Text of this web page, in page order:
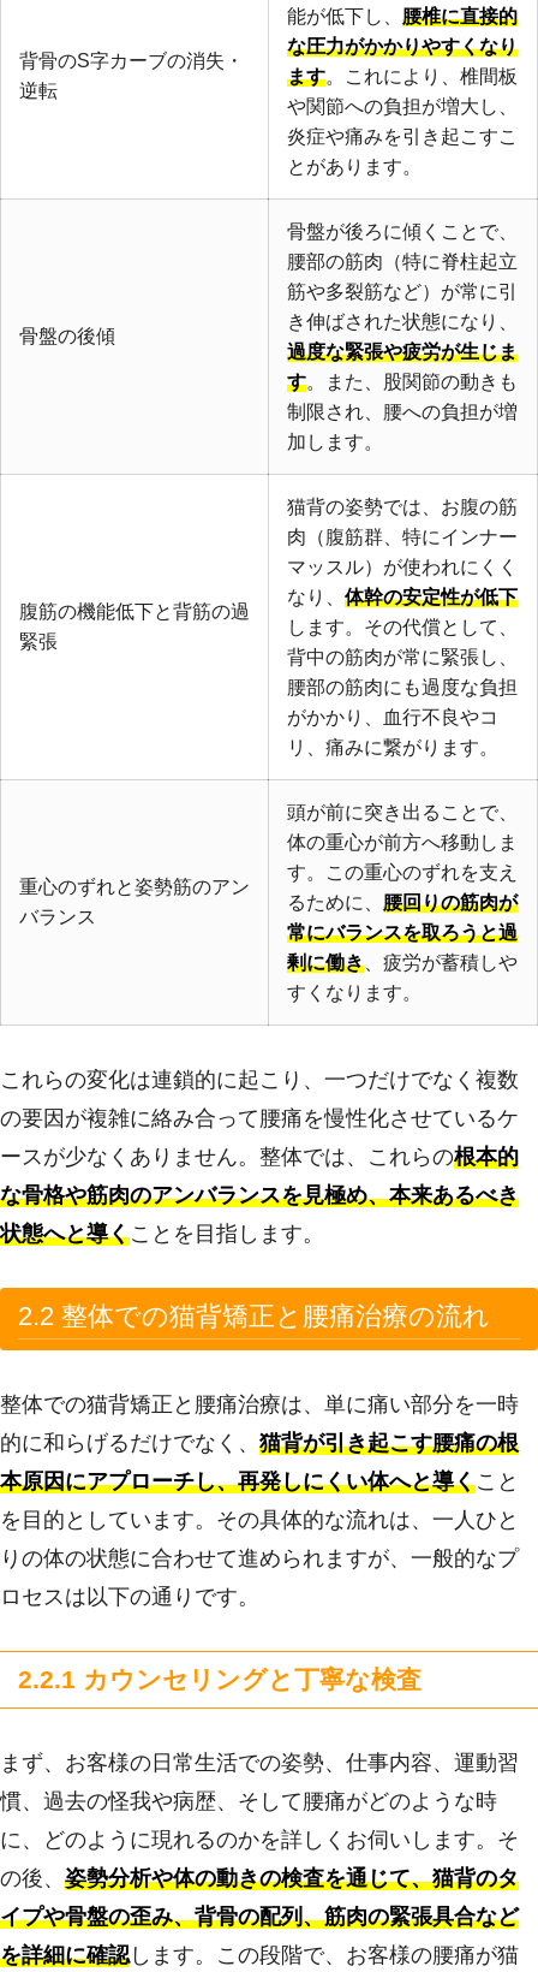
背骨のS字カーブの消失・
逆転
能が低下し、 腰椎に直接的
な圧力がかかりやすくなり
ます。これにより、椎間板
や関節への負担が増大し、
炎症や痛みを引き起こすこ
とがあります。
骨盤の後傾
骨盤が後ろに傾くことで、
腰部の筋肉（特に脊柱起立
筋や多裂筋など）が常に引
き伸ばされた状態になり、
過度な緊張や疲労が生じま
す。また、股関節の動きも
制限され、腰への負担が増
加します。
腹筋の機能低下と背筋の過
緊張
猫背の姿勢では、お腹の筋
肉（腹筋群、特にインナー
マッスル）が使われにくく
なり、 体幹の安定性が低下
します。その代償として、
背中の筋肉が常に緊張し、
腰部の筋肉にも過度な負担
がかかり、血行不良やコ
リ、痛みに繋がります。
重心のずれと姿勢筋のアン
バランス
頭が前に突き出ることで、
体の重心が前方へ移動しま
す。この重心のずれを支え
るために、 腰回りの筋肉が
常にバランスを取ろうと過
剰に働き、疲労が蓄積しや
すくなります。
これらの変化は連鎖的に起こり、一つだけでなく複数
の要因が複雑に絡み合って腰痛を慢性化させているケ
ースが少なくありません。整体では、これらの根本的
な骨格や筋肉のアンバランスを見極め、本来あるべき
状態へと導くことを目指します。
2.2 整体での猫背矯正と腰痛治療の流れ
整体での猫背矯正と腰痛治療は、単に痛い部分を一時
的に和らげるだけでなく、 猫背が引き起こす腰痛の根
本原因にアプローチし、再発しにくい体へと導くこと
を目的としています。その具体的な流れは、一人ひと
りの体の状態に合わせて進められますが、一般的なプ
ロセスは以下の通りです。
2.2.1 カウンセリングと丁寧な検査
まず、お客様の日常生活での姿勢、仕事内容、運動習
慣、過去の怪我や病歴、そして腰痛がどのような時
に、どのように現れるのかを詳しくお伺いします。そ
の後、 姿勢分析や体の動きの検査を通じて、猫背のタ
イプや骨盤の歪み、背骨の配列、筋肉の緊張具合など
を詳細に確認します。この段階で、お客様の腰痛が猫